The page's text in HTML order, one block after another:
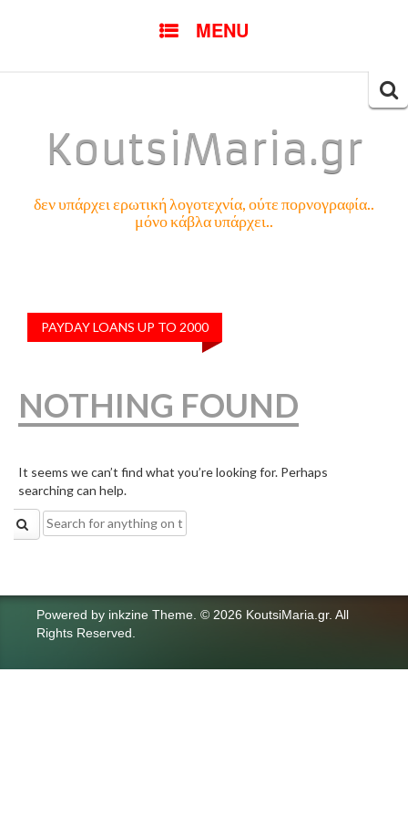
MENU
KoutsiMaria.gr
δεν υπάρχει ερωτική λογοτεχνία, ούτε πορνογραφία..
μόνο κάβλα υπάρχει..
PAYDAY LOANS UP TO 2000
NOTHING FOUND
It seems we can’t find what you’re looking for. Perhaps
searching can help.
Search
for:
Powered by inkzine Theme © 2026 KoutsiMaria.gr. All
Rights Reserved.